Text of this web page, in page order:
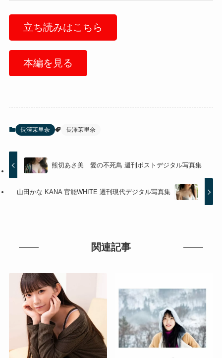
立ち読みはこちら
本編を見る
長澤茉里奈 長澤茉里奈
熊切あさ美 愛の不死鳥 週刊ポストデジタル写真集
山田かな KANA 官能WHITE 週刊現代デジタル写真集
関連記事